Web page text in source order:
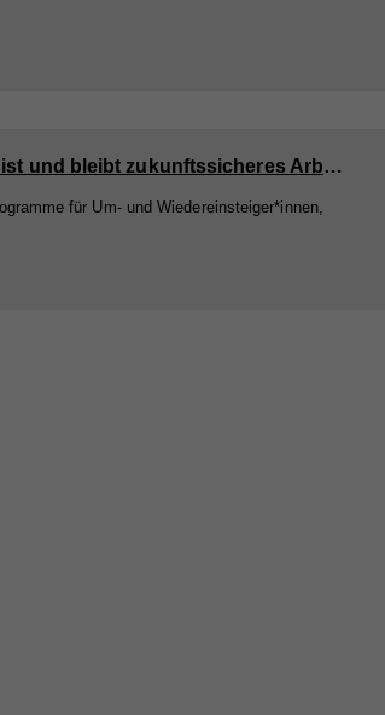
Hilfswerk NÖ: „Pflege ist und bleibt zukunftssicheres Arbeitsfeld“
für Um- und Wiedereinsteiger*innen,